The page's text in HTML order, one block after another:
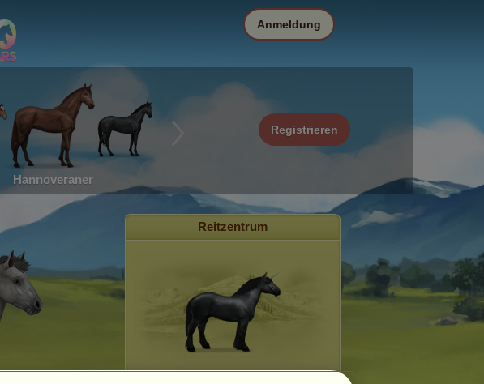
Hannoveraner
Registrieren
Anmeldung
Reitzentrum